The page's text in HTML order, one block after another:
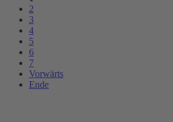
2
3
4
5
6
7
Vorwärts
Ende